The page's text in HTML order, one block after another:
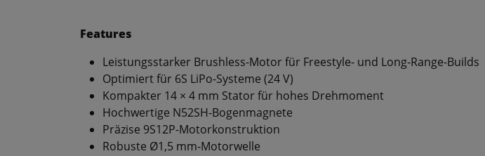
Features
Leistungsstarker Brushless-Motor für Freestyle- und Long-Range-Builds
Optimiert für 6S LiPo-Systeme (24 V)
Kompakter 14 × 4 mm Stator für hohes Drehmoment
Hochwertige N52SH-Bogenmagnete
Präzise 9S12P-Motorkonstruktion
Robuste Ø1,5 mm-Motorwelle